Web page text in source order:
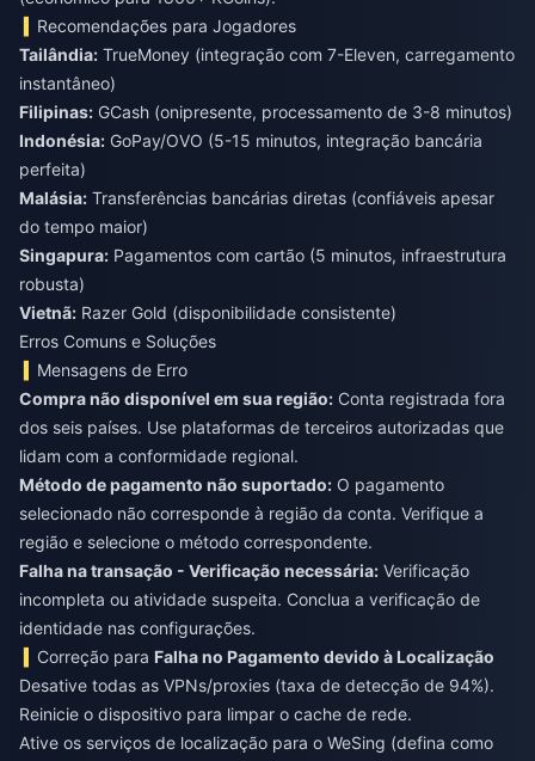
Recomendações para Jogadores
Tailândia: TrueMoney (integração com 7-Eleven, carregamento
instantâneo)
Filipinas: GCash (onipresente, processamento de 3-8 minutos)
Indonésia: GoPay/OVO (5-15 minutos, integração bancária
perfeita)
Malásia: Transferências bancárias diretas (confiáveis apesar
do tempo maior)
Singapura: Pagamentos com cartão (5 minutos, infraestrutura
robusta)
Vietnã: Razer Gold (disponibilidade consistente)
Erros Comuns e Soluções
Mensagens de Erro
Compra não disponível em sua região: Conta registrada fora
dos seis países. Use plataformas de terceiros autorizadas que
lidam com a conformidade regional.
Método de pagamento não suportado: O pagamento
selecionado não corresponde à região da conta. Verifique a
região e selecione o método correspondente.
Falha na transação - Verificação necessária: Verificação
incompleta ou atividade suspeita. Conclua a verificação de
identidade nas configurações.
Correção para Falha no Pagamento devido à Localização
Desative todas as VPNs/proxies (taxa de detecção de 94%).
Reinicie o dispositivo para limpar o cache de rede.
Ative os serviços de localização para o WeSing (defina como